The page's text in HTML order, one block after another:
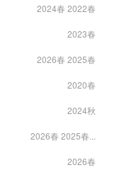
2024春 2022春
2023春
2026春 2025春
2020春
2024秋
2026春 2025春...
2026春